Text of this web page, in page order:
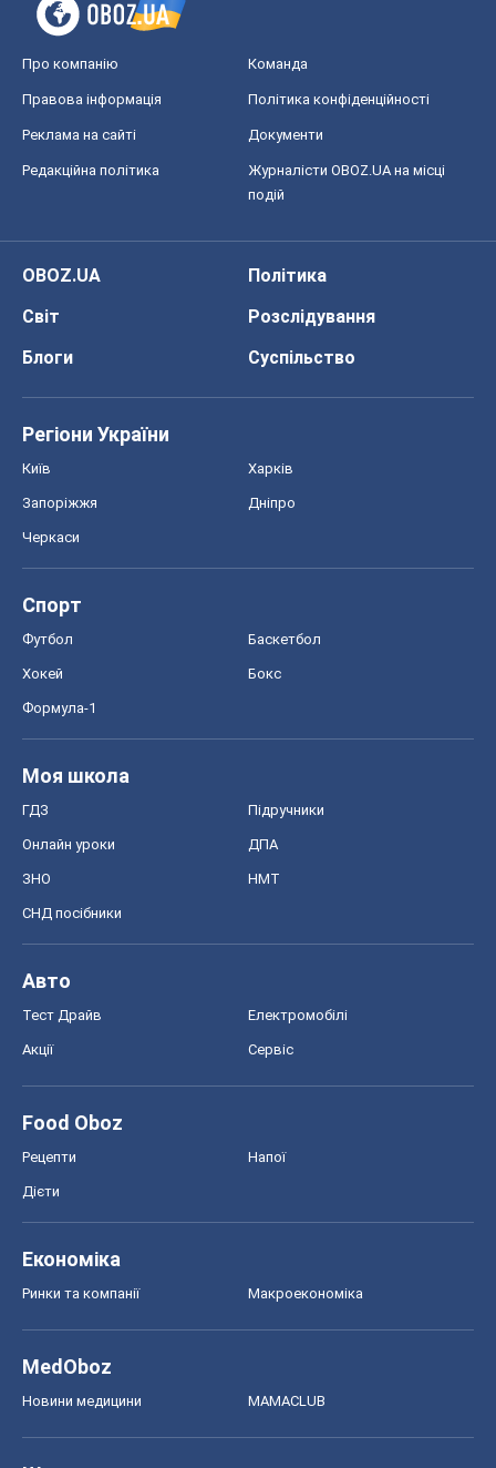
Про компанію Команда
Правова інформація Політика конфіденційності
Реклама на сайті Документи
Редакційна політика
Журналісти OBOZ.UA на місці
подій
OBOZ.UA
Політика
Світ
Розслідування
Блоги
Суспільство
Регіони України
Київ Харків
Запоріжжя Дніпро
Черкаси
Спорт
Футбол Баскетбол
Хокей Бокс
Формула-1
Моя школа
ГДЗ Підручники
Онлайн уроки ДПА
ЗНО НМТ
СНД посібники
Авто
Тест Драйв Електромобілі
Акції Сервіс
Food Oboz
Рецепти Напої
Дієти
Економіка
Ринки та компанії Макроекономіка
MedOboz
Новини медицини MAMACLUB